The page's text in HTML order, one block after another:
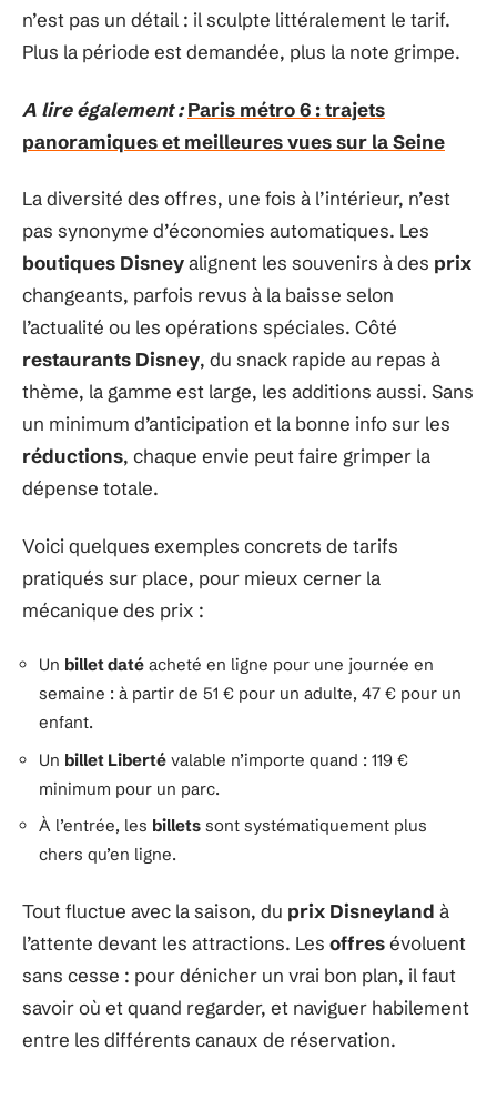
n’est pas un détail : il sculpte littéralement le tarif.
Plus la période est demandée, plus la note grimpe.
A lire également : Paris métro 6 : trajets
panoramiques et meilleures vues sur la Seine
La diversité des offres, une fois à l’intérieur, n’est
pas synonyme d’économies automatiques. Les
boutiques Disneyalignent les souvenirs à des prix
changeants, parfois revus à la baisse selon
l’actualité ou les opérations spéciales. Côté
restaurants Disney, du snack rapide au repas à
thème, la gamme est large, les additions aussi. Sans
un minimum d’anticipation et la bonne info sur les
réductions, chaque envie peut faire grimper la
dépense totale.
Voici quelques exemples concrets de tarifs
pratiqués sur place, pour mieux cerner la
mécanique des prix :
Un billet daté acheté en ligne pour une journée en
semaine : à partir de 51 € pour un adulte, 47 € pour un
enfant.
Un billet Liberté valable n’importe quand : 119 €
minimum pour un parc.
À l’entrée, les billets sont systématiquement plus
chers qu’en ligne.
Tout fluctue avec la saison, du prix Disneyland à
l’attente devant les attractions. Les offresévoluent
sans cesse : pour dénicher un vrai bon plan, il faut
savoir où et quand regarder, et naviguer habilement
entre les différents canaux de réservation.